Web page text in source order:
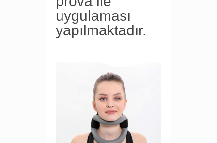
uygulaması
yapılmaktadır.